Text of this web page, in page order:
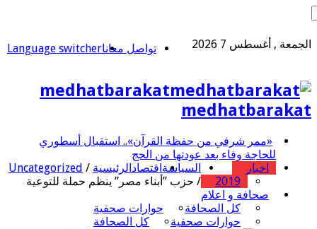
الجمعة , أغسطس 7 2026 تواصل معاناLanguage switcher
medhatbarakat
medhatbarakat
«ممر شرفي من حفظة القرآن».. استقبال أسطوري
للحاجة وفاء بعد عودتها من الحج
اخبار
2019
السياسةاقتصاد
صحافة و اعلام
كل الصحافة
حوارات صحفية
حوارات صحفية
كل الصحافة
الرئيسية /
Uncategorized
/ حزب ”أبناء مصر” ينظم حملة للتوعية